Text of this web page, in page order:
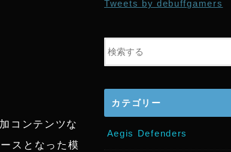
コンテンツな
スとなった模
e
Tweets by debuffgamers
カテゴリー
Aegis Defenders